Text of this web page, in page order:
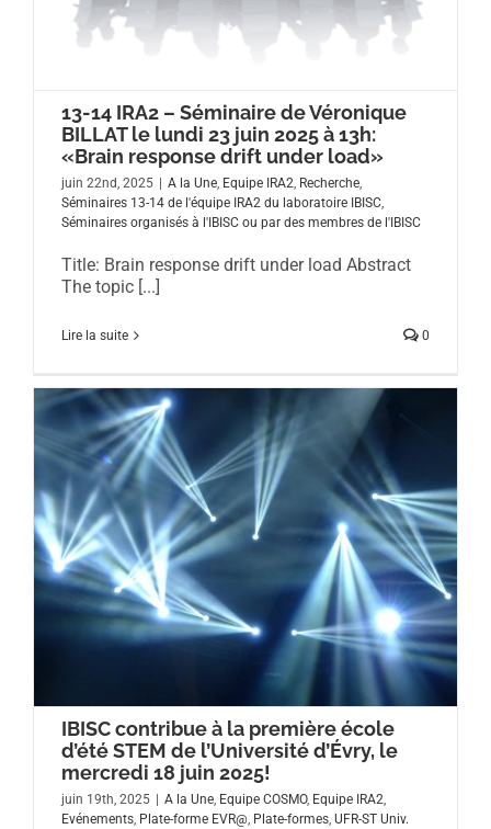
13-14 IRA2 – Séminaire de Véronique
BILLAT le lundi 23 juin 2025 à 13h:
«Brain response drift under load»
juin 22nd, 2025 A la Une, Equipe IRA2, Recherche,
Séminaires 13-14 de l'équipe IRA2 du laboratoire IBISC,
Séminaires organisés à l'IBISC ou par des membres de l'IBISC
Title: Brain response drift under load Abstract
The topic [...]
Lire la suite 0
IBISC contribue à la première école
d’été STEM de l’Université d’Évry, le
mercredi 18 juin 2025!
juin 19th, 2025 | A la Une Equipe COSMO, Equipe IRA2
Evénements Plate-forme EVR@ Plate-formes UFR-ST Univ.